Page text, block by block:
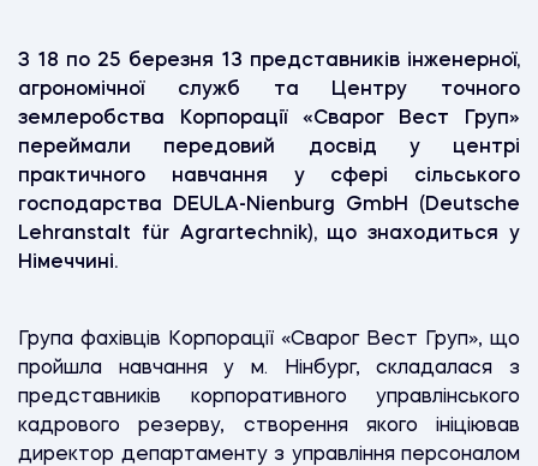
З 18 по 25 березня 13 представників інженерної,
агрономічної
служб та Центру
точного
землеробства
Корпорації «Сварог Вест
Груп»
переймали
передовий досвід у
центрі
практичного
навчання у сфері
сільського
господарства DEULA-Nienburg GmbH (Deutsche
Lehranstalt für Agrartechnik), що знаходиться
у
Німеччині.
Група фахівців Корпорації «Сварог Вест Груп», що
пройшла навчання у м. Нінбург, складалася з
представників корпоративного управлінського
кадрового резерву, створення якого ініціював
директор департаменту з управління персоналом